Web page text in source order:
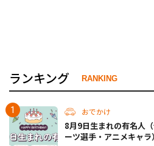
ランキング RANKING
おでかけ
8月9日生まれの有名人
ーツ選手・アニメキャラ）